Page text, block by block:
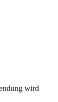
wird